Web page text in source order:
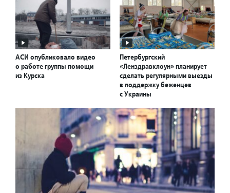
АСИ опубликовало видео
о работе группы помощи
из Курска
Петербургский
«Ленздравклоун» планирует
сделать регулярными выезды
в поддержку беженцев
с Украины